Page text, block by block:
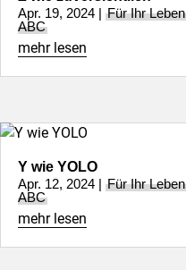
Apr. 19, 2024 | Für Ihr Leben
ABC
mehr lesen
Y wie YOLO
Apr. 12, 2024 | Für Ihr Leben
ABC
mehr lesen